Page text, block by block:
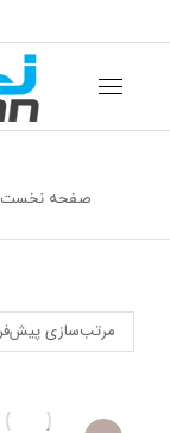
مکان شما:صفحه نخست